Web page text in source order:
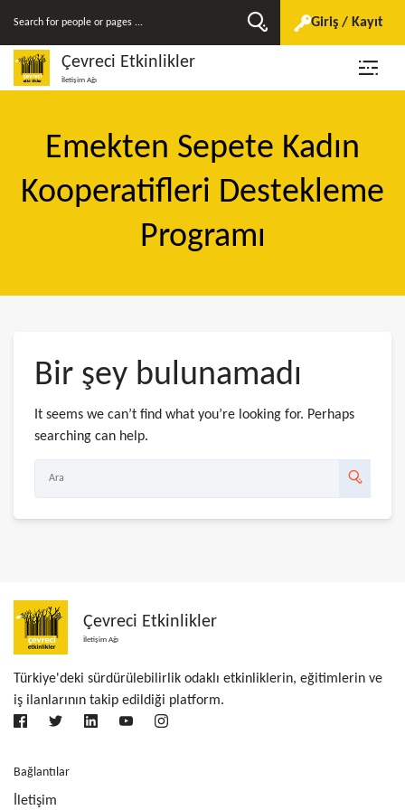
Giriş / Kayıt
Çevreci Etkinlikler
İletişim Ağı
Emekten Sepete Kadın
Kooperatifleri Destekleme
Programı
Bir şey bulunamadı
It seems we can’t find what you’re looking for. Perhaps
searching can help.
Çevreci Etkinlikler
İletişim Ağı
Türkiye'deki sürdürülebilirlik odaklı etkinliklerin, eğitimlerin ve
iş ilanlarının takip edildiği platform.
Bağlantılar
İletişim